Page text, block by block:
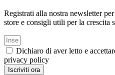
Registrati alla nostra newsletter
store e consigli utili per la crescita
Dichiaro di aver letto e
privacy policy
Iscriviti ora